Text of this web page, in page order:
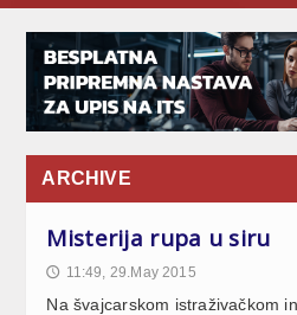
ARCHIVE
Misterija rupa u siru
🕔 11:49, 29.May 2015
Na švajcarskom istraživačkom